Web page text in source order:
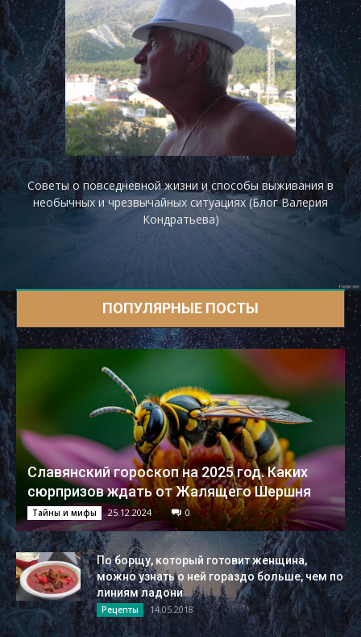
Советы о повседневной жизни и способы выживания в
необычных и чрезвычайных ситуациях (Блог Валерия
Кондратьева)
ПОПУЛЯРНЫЕ ПОСТЫ
Славянский гороскоп на 2025 год. Каких
сюрпризов ждать от Жалящего Шершня
Тайны и мифы 25.12.2024 0
По борщу, который готовит женщина,
можно узнать о ней гораздо больше, чем по
линиям ладони
Рецепты 14.05.2018